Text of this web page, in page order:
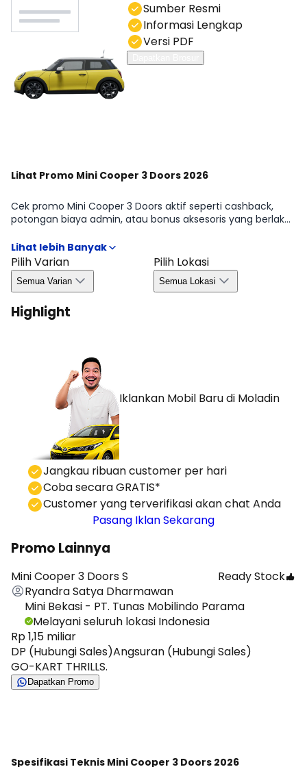
Sumber Resmi
Informasi Lengkap
Versi PDF
Lihat Promo Mini Cooper 3 Doors 2026
Cek promo Mini Cooper 3 Doors aktif seperti cashback,
potongan biaya admin, atau bonus aksesoris yang berlaku
penting agar kamu bisa mengambil keputusan dengan
cepat dan efisien. Detail kuota, wilayah, dan masa berlaku
tersedia di halaman Promo Mini Cooper 3 Doors 2026.
Pilih Varian
Semua Varian
Pilih Lokasi
Semua Lokasi
Highlight
Iklankan Mobil Barudi Moladin
⁠Jangkau ribuan customer per hari
Coba secara GRATIS*
⁠⁠Customer yang terverifikasi akan chat Anda
Pasang Iklan Sekarang
Promo Lainnya
Mini Cooper 3 Doors S
Ready Stock
Ryandra Satya Dharmawan
Mini Bekasi - PT. Tunas Mobilindo Parama
Melayani seluruh lokasi Indonesia
Rp 1,15 miliar
DP (Hubungi Sales)Angsuran (Hubungi Sales)
GO-KART THRILLS.
Dapatkan Promo
Spesifikasi Teknis Mini Cooper 3 Doors 2026